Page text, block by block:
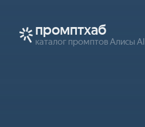
промптхаб
каталог промптов Алисы AI